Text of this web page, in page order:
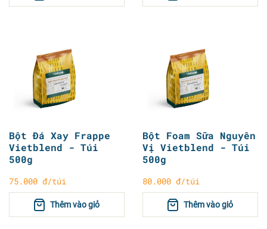
Bột Đá Xay Frappe
Vietblend - Túi
500g
75.000 đ/túi
Thêm vào giỏ
Bột Foam Sữa Nguyên
Vị Vietblend - Túi
500g
80.000 đ/túi
Thêm vào giỏ